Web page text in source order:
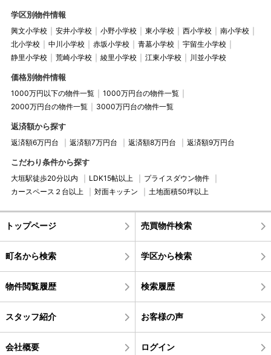
学区別物件情報
興文小学校 安井小学校 小野小学校 東小学校 西小学校
南小学校
北小学校
中川小学校 赤坂小学校 青墓小学校
宇留生小学校
静里小学校
荒崎小学校 綾里小学校 江東小学校 川並小学校
価格別物件情報
1000万円以下の物件一覧
1000万円台の物件一覧
2000万円台の物件一覧
3000万円台の物件一覧
返済額から探す
返済額6万円台 返済額7万円台 返済額8万円台 返済額9万円台
こだわり条件から探す
大垣駅徒歩20分以内 LDK15帖以上
プライスダウン物件
カースペース２台以上
対面キッチン 土地面積50坪以上
トップページ 売買物件検索
町名から検索 学区から検索
物件閲覧履歴 検索履歴
スタッフ紹介 お客様の声
会社概要 ログイン